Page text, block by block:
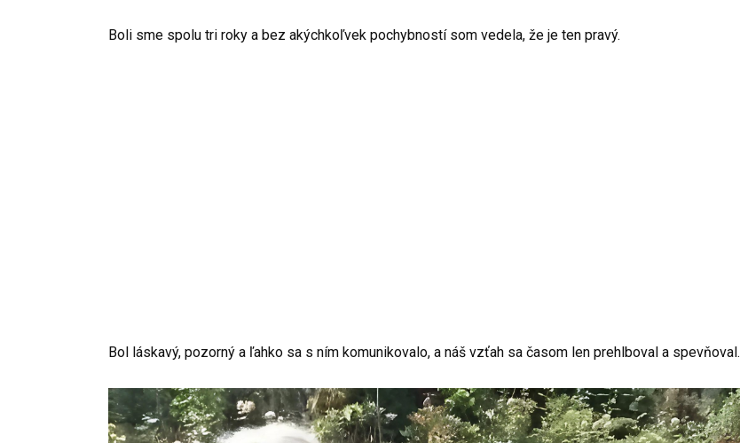
Boli sme spolu tri roky a bez akýchkoľvek pochybností som vedela, že je ten pravý.
Bol láskavý, pozorný a ľahko sa s ním komunikovalo, a náš vzťah sa časom len prehlboval a spevňoval.